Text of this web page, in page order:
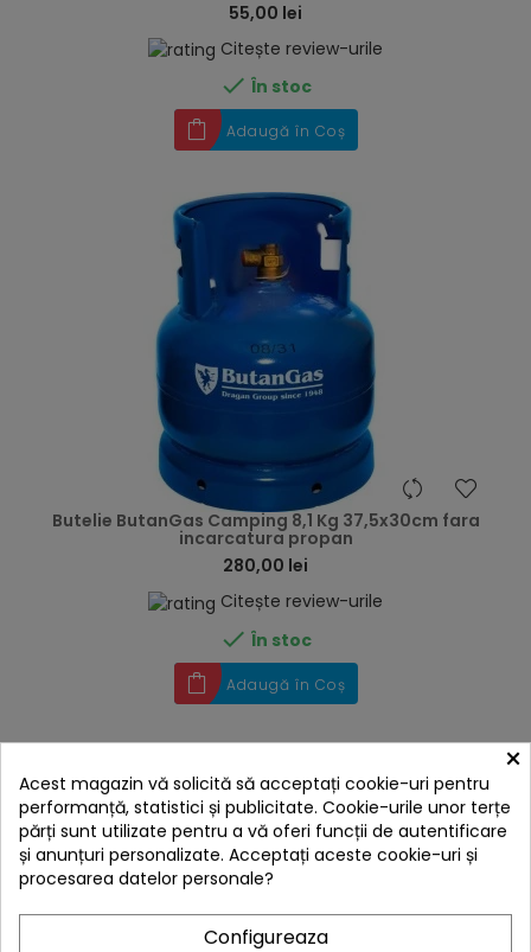
55,00 lei
Citește review-urile
 În stoc
Adaugă în Coș
Butelie ButanGas Camping 8,1 Kg 37,5x30cm fara
incarcatura propan
280,00 lei
Citește review-urile
 În stoc
Adaugă în Coș
×
Acest magazin vă solicită să acceptați cookie-uri pentru
performanță, statistici și publicitate. Cookie-urile unor terțe
părți sunt utilizate pentru a vă oferi funcții de autentificare
și anunțuri personalizate. Acceptați aceste cookie-uri și
procesarea datelor personale?
Configureaza